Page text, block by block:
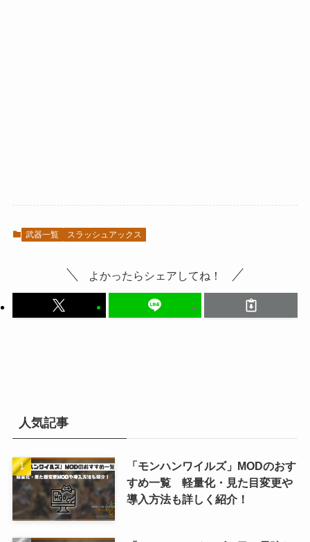
武器一覧 スラッシュアックス
よかったらシェアしてね！
人気記事
「モンハンワイルズ」MODのおす
すめ一覧 軽量化・見た目変更や
導入方法も詳しく紹介！